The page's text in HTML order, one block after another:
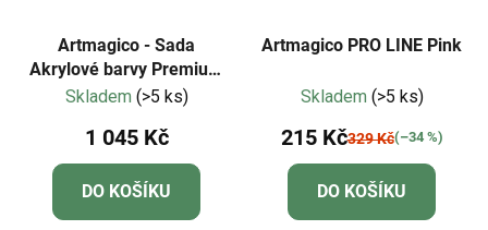
Artmagico - Sada
Akrylové barvy Premium
28 ks
Skladem (>5 ks)
1 045 Kč
DO KOŠÍKU
Artmagico PRO LINE Pink
Skladem (>5 ks)
215 Kč329 Kč(–34 %)
DO KOŠÍKU